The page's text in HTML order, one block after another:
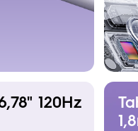
120Hz